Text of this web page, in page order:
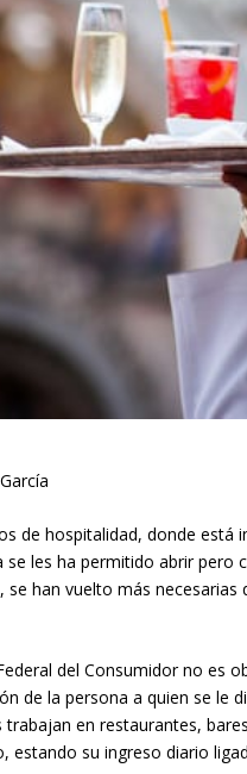
de hospitalidad, donde
se les ha permitido abrir
han vuelto más
del Consumidor no es
de la persona a quien se le
en restaurantes,
estando su ingreso diario